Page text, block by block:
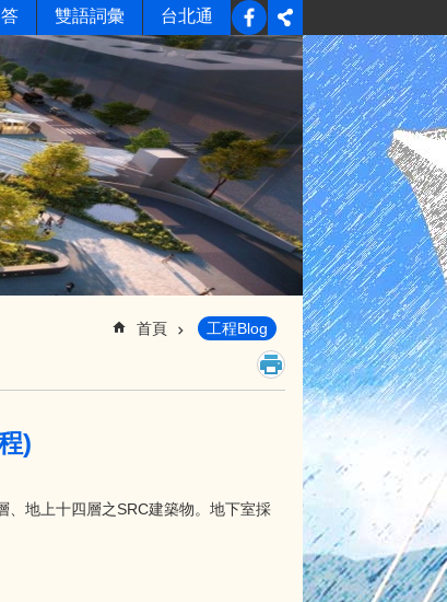
雙語詞彙 台北通
首頁 工程Blog
)
、地上十四層之SRC建築物。地下室採